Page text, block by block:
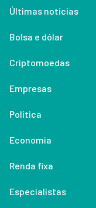
Últimas notícias
Bolsa e dólar
Criptomoedas
Empresas
Política
Economia
Renda fixa
Especialistas